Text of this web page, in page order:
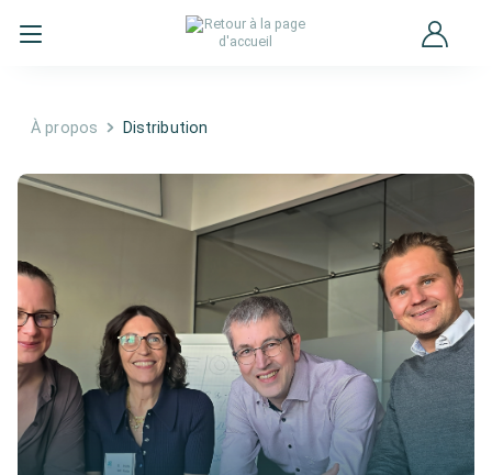
À propos Distribution